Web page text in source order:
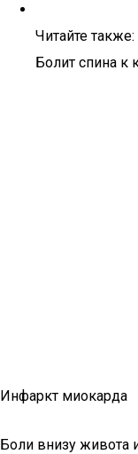
Читайте также:
Болит спина к
Инфаркт миокарда
Боли внизу живота